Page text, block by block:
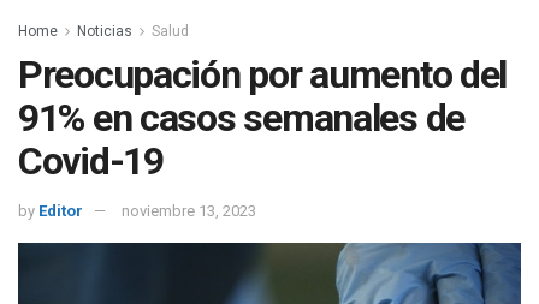
Home Noticias Salud
Preocupación por aumento del
91% en casos semanales de
Covid-19
by Editor noviembre 13, 2023